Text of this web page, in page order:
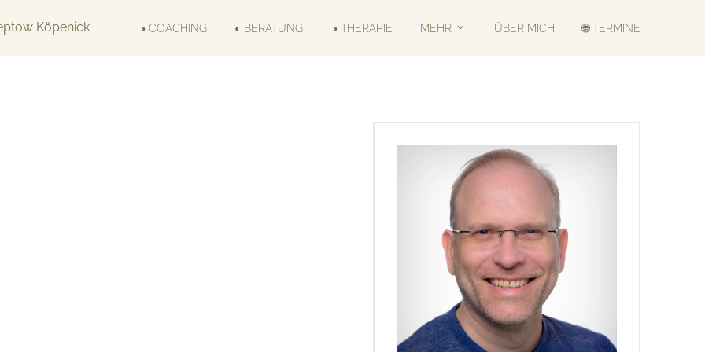
◑ COACHING ◐ BERATUNG ◑ THERAPIE MEHR ÜBER MICH 🌐 TERMINE